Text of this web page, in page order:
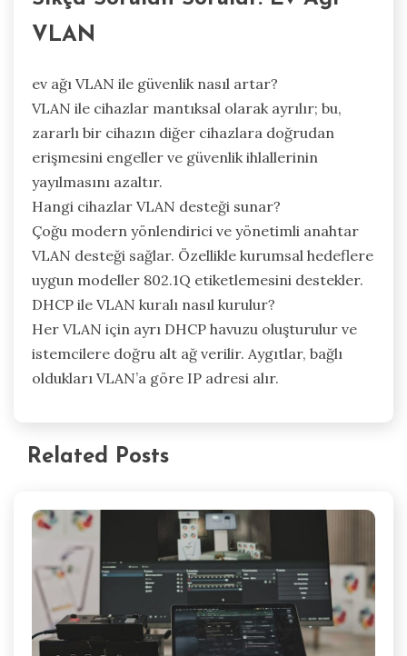
VLAN
ev ağı VLAN ile güvenlik nasıl artar?
VLAN ile cihazlar mantıksal olarak ayrılır; bu,
zararlı bir cihazın diğer cihazlara doğrudan
erişmesini engeller ve güvenlik ihlallerinin
yayılmasını azaltır.
Hangi cihazlar VLAN desteği sunar?
Çoğu modern yönlendirici ve yönetimli anahtar
VLAN desteği sağlar. Özellikle kurumsal hedeflere
uygun modeller 802.1Q etiketlemesini destekler.
DHCP ile VLAN kuralı nasıl kurulur?
Her VLAN için ayrı DHCP havuzu oluşturulur ve
istemcilere doğru alt ağ verilir. Aygıtlar, bağlı
oldukları VLAN’a göre IP adresi alır.
Related Posts